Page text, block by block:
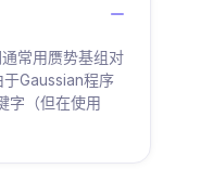
常用赝势基组对
Gaussian程序
字（但在使用